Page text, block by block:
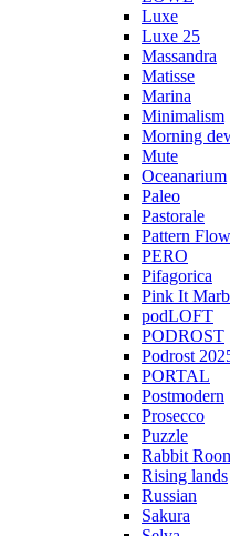
Luxe
Luxe 25
Massandra
Matisse
Marina
Minimalism
Morning
Mute
Oceanarium
Paleo
Pastorale
Pattern
PERO
Pifagorica
Pink It
podLOFT
PODROST
Podrost
PORTAL
Postmodern
Prosecco
Puzzle
Rabbit
Rising lands
Russian
Sakura